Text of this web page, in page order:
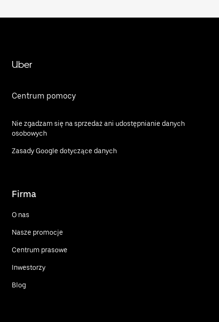
Uber
Centrum pomocy
Nie zgadzam się na sprzedaż ani udostępnianie danych
osobowych
Zasady Google dotyczące danych
Firma
O nas
Nasze promocje
Centrum prasowe
Inwestorzy
Blog